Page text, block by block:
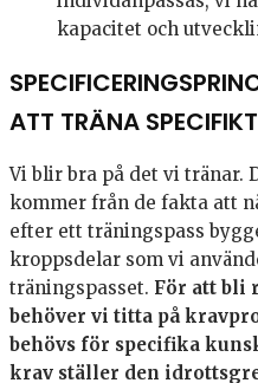
kapacitet och
ATT TRÄNA SPECIFIKT
Vi blir bra på det vi tränar.
kommer från de fakta att
efter ett träningspass
kroppsdelar som vi
träningspasset. För att bli
behöver vi titta på
behövs för specifika
krav ställer den